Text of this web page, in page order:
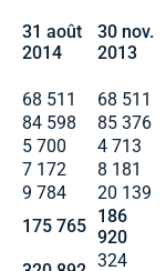
31 août
2014
30 nov.
2013
68 511
68 511
84 598
85 376
5 700
4 713
7 172
8 181
9 784
20 139
175 765 186
920
324